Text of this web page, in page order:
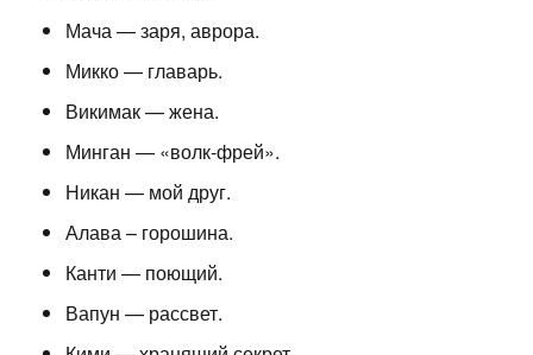
Мача — заря, аврора.
Микко — главарь.
Викимак — жена.
Минган — «волк-фрей».
Никан — мой друг.
Алава – горошина.
Канти — поющий.
Вапун — рассвет.